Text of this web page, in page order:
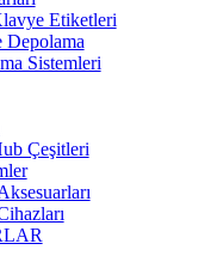
Etiketleri
Depolama
Sistemleri
Çeşitleri